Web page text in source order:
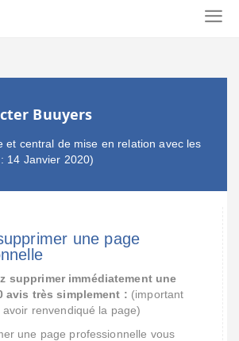
Buuyers
et central de mise en relation avec les
14 Janvier 2020)
une page
supprimer immédiatement une
avis très simplement : (important
avoir renvendiqué la page)
une page professionnelle vous